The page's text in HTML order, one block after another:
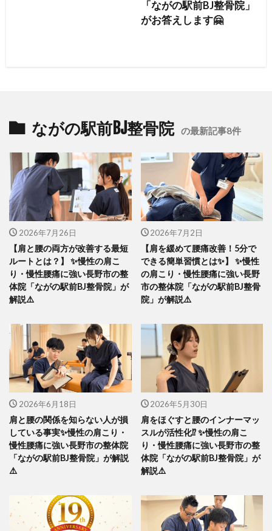
「ながの駅前BJ整骨院」
がお答えします🤗
ながの駅前BJ整骨院 の最新記事8件
2026年7月26日
【肩と腰の両方が改善する最短
ルートとは？】 ✨慢性の肩こ
り・慢性腰痛に強い長野市の整
体院「ながの駅前BJ整骨院」が
解説⚠️
2026年7月2日
【肩を緩めて腰痛改善！5分で
できる簡単習慣とは✨】 ✨慢性
の肩こり・慢性腰痛に強い長野
市の整体院「ながの駅前BJ整骨
院」が解説⚠️
2026年6月18日
肩と腰の関係を知らない人が損
している事実✨慢性の肩こり・
慢性腰痛に強い長野市の整体院
「ながの駅前BJ整骨院」が解説
⚠️
2026年5月30日
肩をほぐすと腰のインナーマッ
スルが活性化⁉️ ✨慢性の肩こ
り・慢性腰痛に強い長野市の整
体院「ながの駅前BJ整骨院」が
解説⚠️